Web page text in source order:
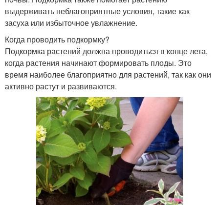
выдерживать неблагоприятные условия, такие как
засуха или избыточное увлажнение.
Когда проводить подкормку?
Подкормка растений должна проводиться в конце лета,
когда растения начинают формировать плоды. Это
время наиболее благоприятно для растений, так как они
активно растут и развиваются.